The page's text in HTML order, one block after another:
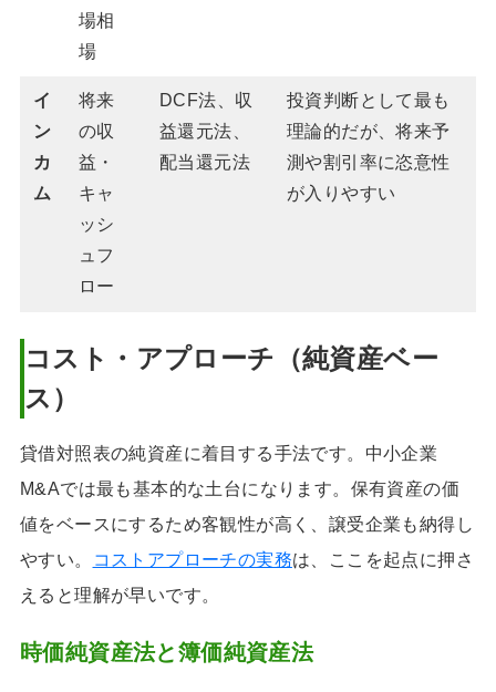
場相
場
イ
ン
カ
ム
将来
の収
益・
キャ
ッシ
ュフ
ロー
DCF法、収
益還元法、
配当還元法
投資判断として最も
理論的だが、将来予
測や割引率に恣意性
が入りやすい
コスト・アプローチ（純資産ベー
ス）
貸借対照表の純資産に着目する手法です。中小企業
M&Aでは最も基本的な土台になります。保有資産の価
値をベースにするため客観性が高く、譲受企業も納得し
やすい。
コストアプローチの実務は、ここを起点に押さ
えると理解が早いです。
時価純資産法と簿価純資産法